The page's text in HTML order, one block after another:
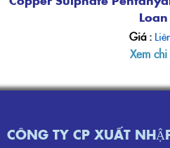
Loan
Giá :
Xem
CÔNG TY CP XUẤT